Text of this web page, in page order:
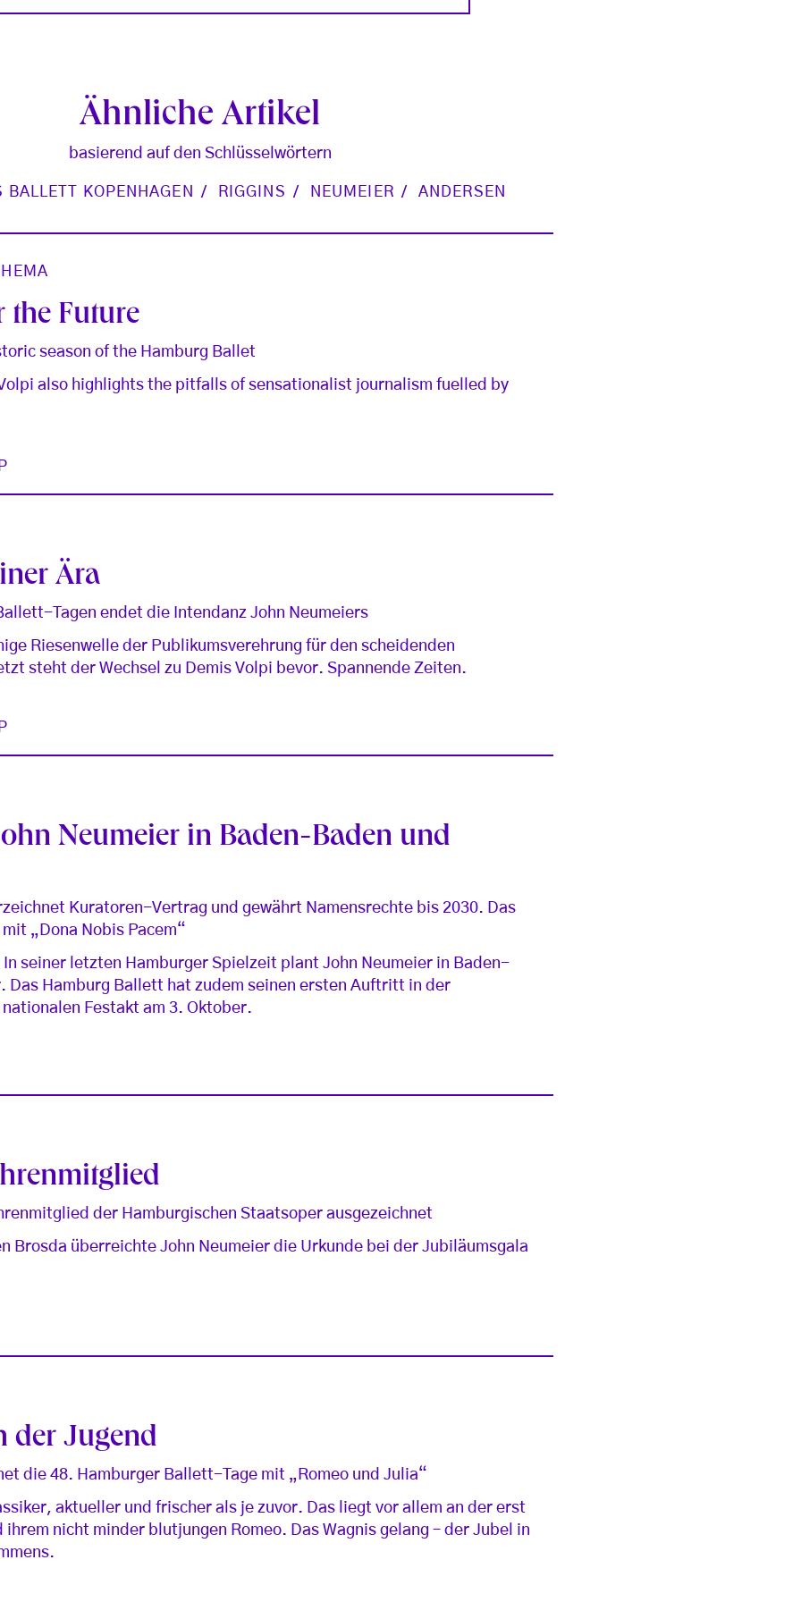
Ähnliche Artikel
basierend auf den Schlüsselwörtern
BALLETT KOPENHAGEN RIGGINS NEUMEIER ANDERSEN
the Future
season of the Hamburg Ballet
also highlights the pitfalls of sensationalist journalism fuelled by
Ära
Tagen endet die Intendanz John Neumeiers
Riesenwelle der Publikumsverehrung für den scheidenden
steht der Wechsel zu Demis Volpi bevor. Spannende Zeiten.
Neumeier in Baden-Baden und
Kuratoren-Vertrag und gewährt Namensrechte bis 2030. Das
„Dona Nobis Pacem“
In seiner letzten Hamburger Spielzeit plant John Neumeier in Baden-
Das Hamburg Ballett hat zudem seinen ersten Auftritt in der
Festakt am 3. Oktober.
der Hamburgischen Staatsoper ausgezeichnet
Brosda überreichte John Neumeier die Urkunde bei der Jubiläumsgala
der Jugend
die 48. Hamburger Ballett-Tage mit „Romeo und Julia“
aktueller und frischer als je zuvor. Das liegt vor allem an der erst
nicht minder blutjungen Romeo. Das Wagnis gelang – der Jubel in